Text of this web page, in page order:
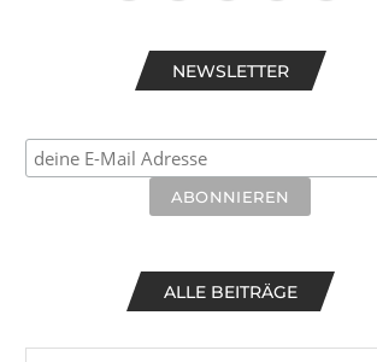
NEWSLETTER
ALLE BEITRÄGE